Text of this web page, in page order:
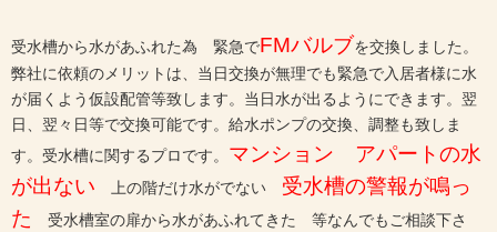
受水槽から水があふれた為 緊急でFMバルブを交換しました。
弊社に依頼のメリットは、当日交換が無理でも緊急で入居者様に水
が届くよう仮設配管等致します。当日水が出るようにできます。翌
日、翌々日等で交換可能です。給水ポンプの交換、調整も致しま
す。受水槽に関するプロです。 マンション アパートの水
が出ない 上の階だけ水がでない 受水槽の警報が鳴っ
た
受水槽室の扉から水があふれてきた 等なんでもご相談下さ